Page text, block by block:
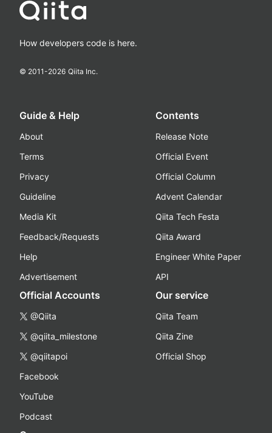
How developers code is here.
© 2011-2026 Qiita Inc.
Guide & Help
About
Terms
Privacy
Guideline
Media Kit
Feedback/Requests
Help
Advertisement
Contents
Release Note
Official Event
Official Column
Advent Calendar
Qiita Tech Festa
Qiita Award
Engineer White Paper
API
Official Accounts
@Qiita
@qiita_milestone
@qiitapoi
Facebook
YouTube
Podcast
Our service
Qiita Team
Qiita Zine
Official Shop